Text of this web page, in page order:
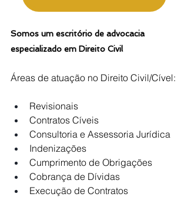
Somos um escritório de advocacia
especializado em Direito Civil
Áreas de atuação no Direito Civil/Cível:
Revisionais
Contratos Cíveis
Consultoria e Assessoria Jurídica
Indenizações
Cumprimento de Obrigações
Cobrança de Dívidas
Execução de Contratos